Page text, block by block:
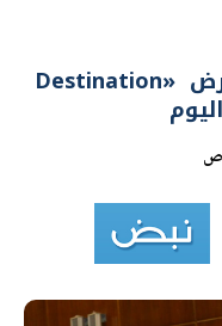
وزير قطاع الأعمال يفتتح معرض «Destination